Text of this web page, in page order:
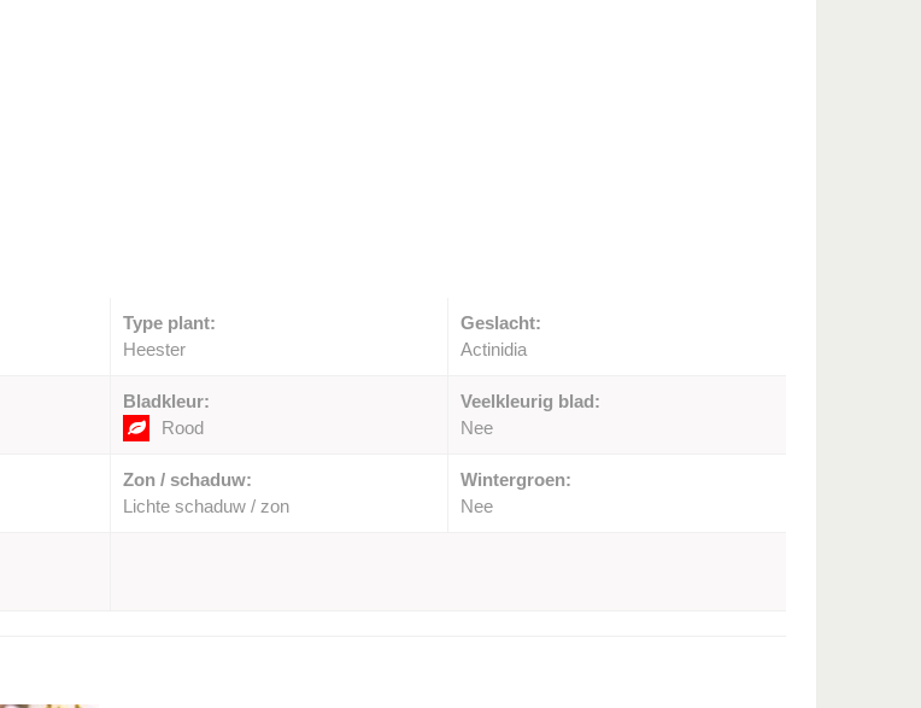
Type plant:
Heester
Geslacht:
Actinidia
Bladkleur:
Rood
Veelkleurig blad:
Nee
Zon / schaduw:
Lichte schaduw / zon
Wintergroen:
Nee